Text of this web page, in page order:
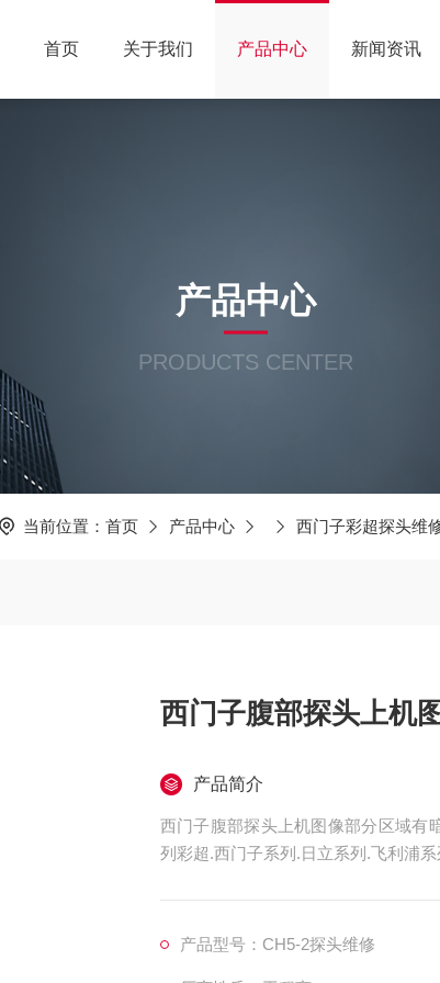
首页 关于我们 产品中心 新闻资讯
产品中心
PRODUCTS CENTER
当前位置： 首页 产品中心 西门子彩超探头维
西门子腹部探头上机
产品简介
西门子腹部探头上机图像部分区域有
列彩超.西门子系列.日立系列.飞利浦
X15产品型号：CH5-2探头维修